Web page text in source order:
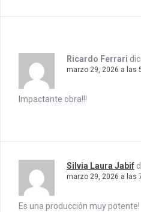
Ricardo Ferrari
marzo 29, 2026 a las
Impactante obra!!!
Silvia Laura Jabif
marzo 29, 2026 a las
Es una producción muy potente!